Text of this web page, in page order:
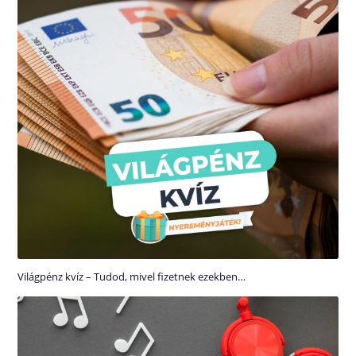
Világpénz kvíz – Tudod, mivel fizetnek ezekben…